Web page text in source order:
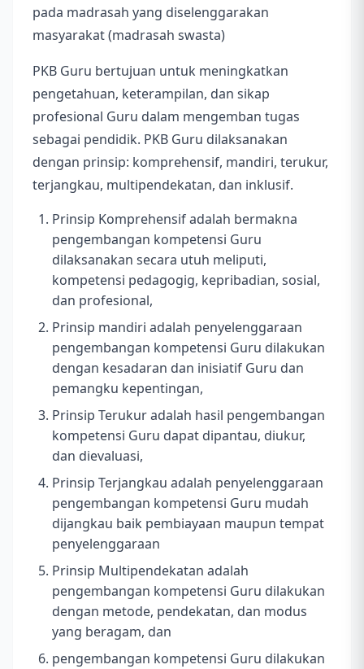
pada madrasah yang diselenggarakan
masyarakat (madrasah swasta)
PKB Guru bertujuan untuk meningkatkan
pengetahuan, keterampilan, dan sikap
profesional Guru dalam mengemban tugas
sebagai pendidik. PKB Guru dilaksanakan
dengan prinsip: komprehensif, mandiri, terukur,
terjangkau, multipendekatan, dan inklusif.
Prinsip Komprehensif adalah bermakna
pengembangan kompetensi Guru
dilaksanakan secara utuh meliputi,
kompetensi pedagogig, kepribadian, sosial,
dan profesional,
Prinsip mandiri adalah penyelenggaraan
pengembangan kompetensi Guru dilakukan
dengan kesadaran dan inisiatif Guru dan
pemangku kepentingan,
Prinsip Terukur adalah hasil pengembangan
kompetensi Guru dapat dipantau, diukur,
dan dievaluasi,
Prinsip Terjangkau adalah penyelenggaraan
pengembangan kompetensi Guru mudah
dijangkau baik pembiayaan maupun tempat
penyelenggaraan
Prinsip Multipendekatan adalah
pengembangan kompetensi Guru dilakukan
dengan metode, pendekatan, dan modus
yang beragam, dan
pengembangan kompetensi Guru dilakukan